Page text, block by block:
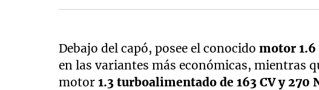
Debajo del capó, posee el conocidomotor 1.6
en las variantes más económicas, mientras
motor1.3 turboalimentado de 163 CV y 270